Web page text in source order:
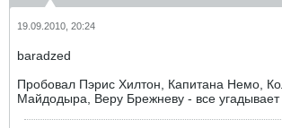
19.09.2010, 20:24
baradzed
Пробовал Пэрис Хилтон, Капитана Немо,
Майдодыра, Веру Брежневу - все угадывает